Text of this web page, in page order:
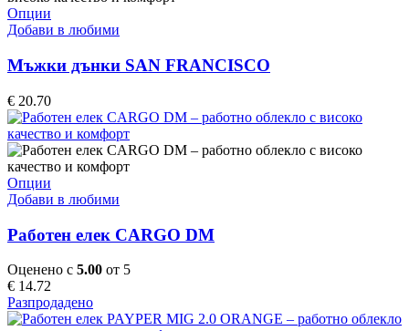
the
product
Опции
product
multiple
variants.
may
be
chosen
on
the
product
Добави в любими
Мъжки дънки SAN FRANCISCO
€ 20.70
Опции
product
multiple
variants.
The
may
be
Добави в любими
Работен елек CARGO DM
Оценено с 5.00 от 5
€ 14.72
Разпродадено